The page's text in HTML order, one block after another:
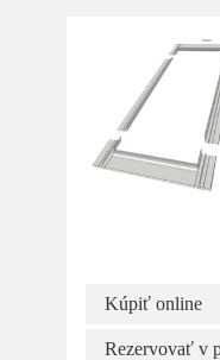
Kúpiť online
Rezervovať v